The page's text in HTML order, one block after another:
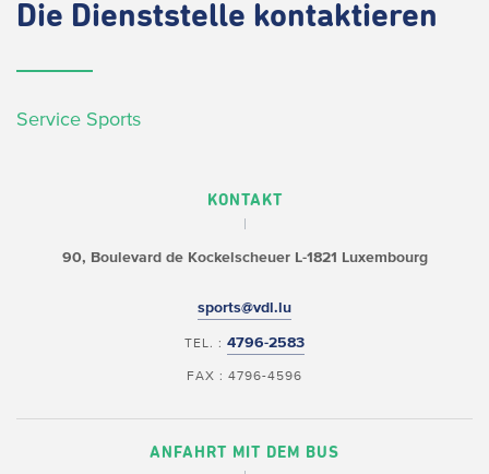
Die Dienststelle kontaktieren
Service Sports
KONTAKT
90, Boulevard de Kockelscheuer L-1821 Luxembourg
sports@vdl.lu
TEL. : 4796-2583
FAX : 4796-4596
ANFAHRT MIT DEM BUS